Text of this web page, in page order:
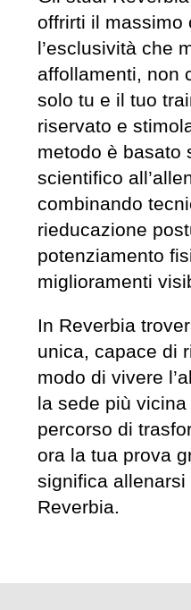
offrirti il massimo
l’esclusività che
affollamenti, non
solo tu e il tuo
riservato e
metodo è basato
scientifico
combinando
rieducazione
potenziamento
miglioramenti
In Reverbia
unica, capace di
modo di vivere
la sede più
percorso di
ora la tua prova
significa
Reverbia.